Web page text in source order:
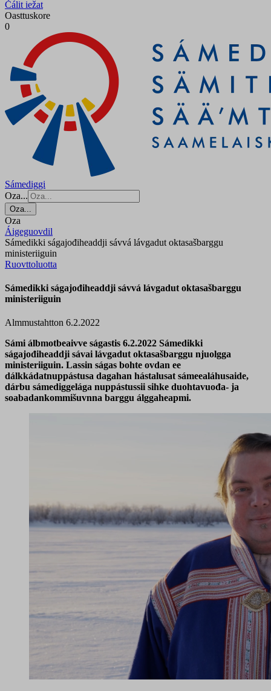
Čálit iežat
Oasttuskore
0
Sámediggi
Oza...
Oza...
Oza
Áigeguovdil
Sámedikki ságajođiheaddji sávvá lávgadut oktasašbarggu
ministeriiguin
Ruovttoluotta
Sámedikki ságajođiheaddji sávvá lávgadut oktasašbarggu
ministeriiguin
Almmustahtton 6.2.2022
Sámi álbmotbeaivve ságastis 6.2.2022 Sámedikki
ságajođiheaddji sávai lávgadut oktasašbarggu njuolgga
ministeriiguin. Lassin ságas bohte ovdan ee
dálkkádatnuppástusa dagahan hástalusat sámeealáhusaide,
dárbu sámediggelága nuppástussii sihke duohtavuođa- ja
soabadankommišuvnna barggu álggaheapmi.